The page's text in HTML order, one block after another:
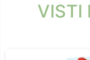
VISTI